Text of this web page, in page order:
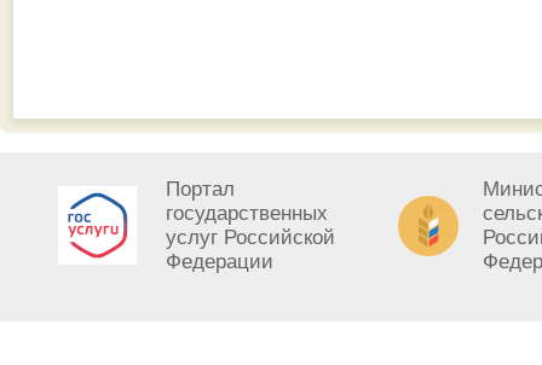
Портал
государственных
услуг Российской
Федерации